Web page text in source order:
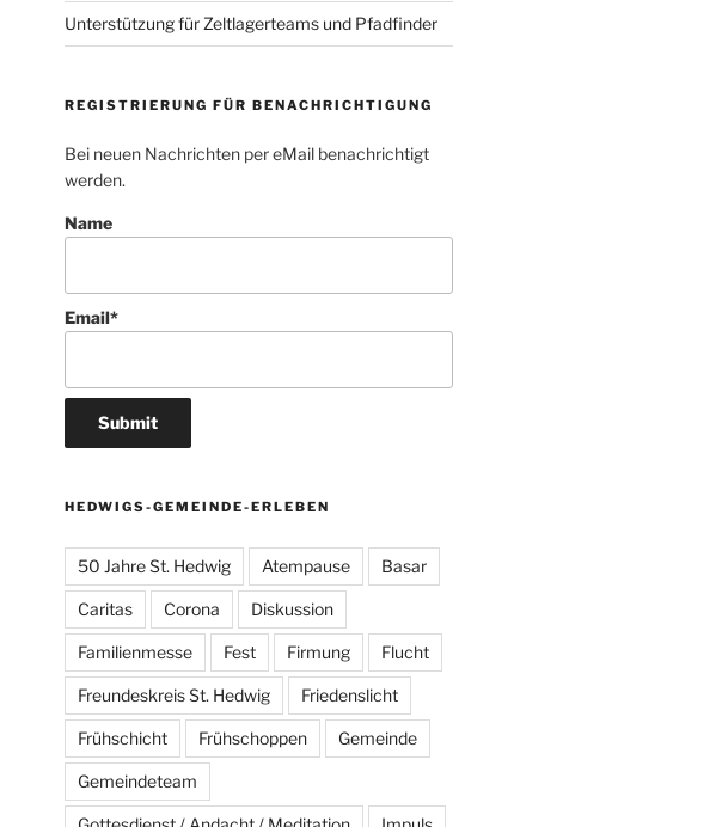
Unterstützung für Zeltlagerteams und Pfadfinder
REGISTRIERUNG FÜR BENACHRICHTIGUNG
Bei neuen Nachrichten per eMail benachrichtigt
werden.
Name
Email*
HEDWIGS-GEMEINDE-ERLEBEN
50 Jahre St. Hedwig Atempause Basar
Caritas Corona Diskussion
Familienmesse Fest Firmung Flucht
Freundeskreis St. Hedwig Friedenslicht
Frühschicht Frühschoppen Gemeinde
Gemeindeteam